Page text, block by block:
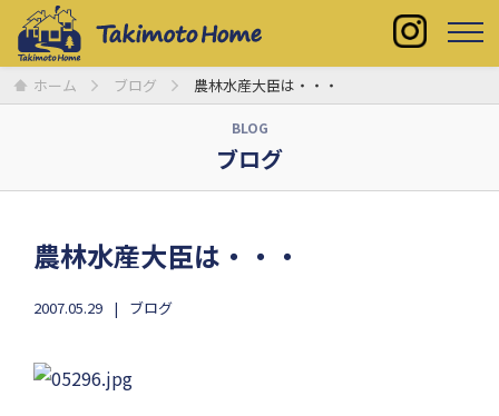
ホーム ブログ 農林水産大臣は・・・
BLOG
ブログ
農林水産大臣は・・・
2007.05.29 ブログ